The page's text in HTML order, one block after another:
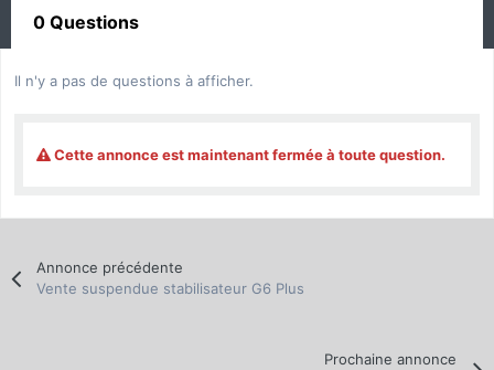
0 Questions
Il n'y a pas de questions à afficher.
Cette annonce est maintenant fermée à toute question.
Annonce précédente
Vente suspendue stabilisateur G6 Plus
Prochaine annonce